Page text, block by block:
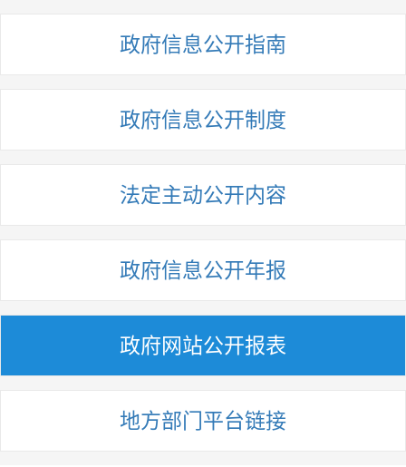
政府信息公开指南
政府信息公开制度
法定主动公开内容
政府信息公开年报
政府网站公开报表
地方部门平台链接